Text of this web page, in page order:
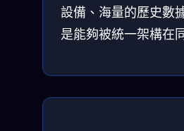
設備、海量的歷史數
是能夠被統一架構在